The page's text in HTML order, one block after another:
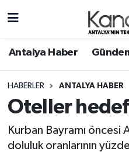
Antalya Haber
HABERLER ANTALYA HABER
Oteller
Kurban Bayramı
doluluk oranlarının
Antalya Haber
Dünya
Eğitim
Hava Durumu
Trafik Durumu
Süper Lig Puan